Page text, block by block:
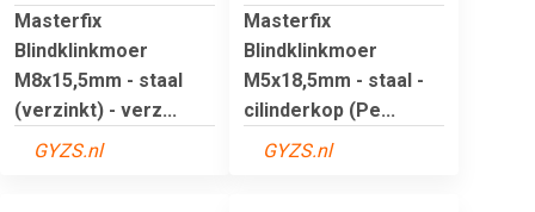
Masterfix
Blindklinkmoer
M8x15,5mm - staal
(verzinkt) - verz...
GYZS.nl
Masterfix
Blindklinkmoer
M5x18,5mm - staal -
cilinderkop (Pe...
GYZS.nl